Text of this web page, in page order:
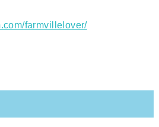
farmvillelover/